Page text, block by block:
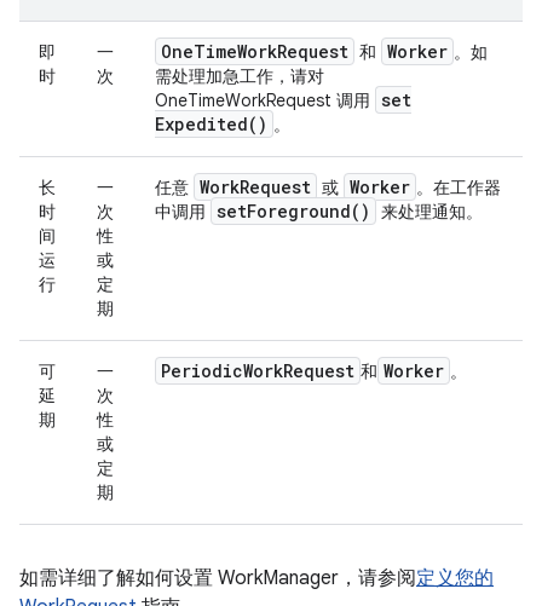
即
时
一
次
OneTimeWorkRequest 和 Worker 。如
需处理加急工作，请对
OneTimeWorkRequest 调用 set
Expedited( ) 。
长
时
间
运
行
一
次
性
或
定
期
任意 WorkRequest 或 Worker 。在工作器
中调用 setForeground( ) 来处理通知。
可
延
期
一
次
性
或
定
期
PeriodicWorkRequest 和 Worker 。
如需详细了解如何设置 WorkManager，请参阅定义您的